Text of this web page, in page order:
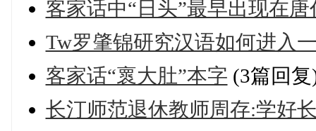
客家话中“日头”最早出现在唐
Tw罗肇锦研究汉语如何进入
客家话“褱大肚”本字 (3篇回复
长汀师范退休教师周存:学好